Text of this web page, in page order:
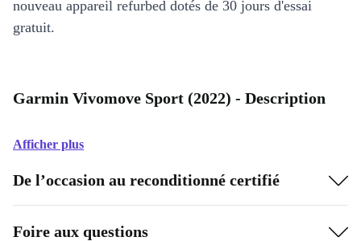
nouveau appareil refurbed dotés de 30 jours d'essai
gratuit.
Garmin Vivomove Sport (2022) - Description
Afficher plus
De l’occasion au reconditionné certifié
Foire aux questions